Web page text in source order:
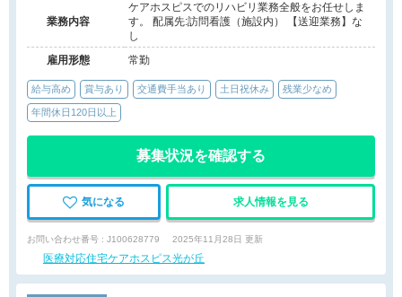
業務内容
ケアホスピスでのリハビリ業務全般をお任せしま
す。 配属先:訪問看護（施設内） 【送迎業務】な
し
雇用形態
常勤
給与高め 賞与あり 交通費手当あり 土日祝休み 残業少なめ
年間休日120日以上
募集状況を確認する
気になる 求人情報を見る
お問い合わせ番号 : J100628779 2025年11月28日 更新
医療対応住宅ケアホスピス光が丘